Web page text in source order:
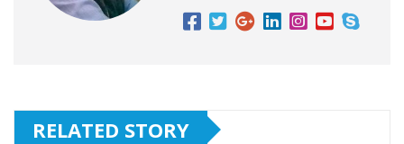
RELATED STORY